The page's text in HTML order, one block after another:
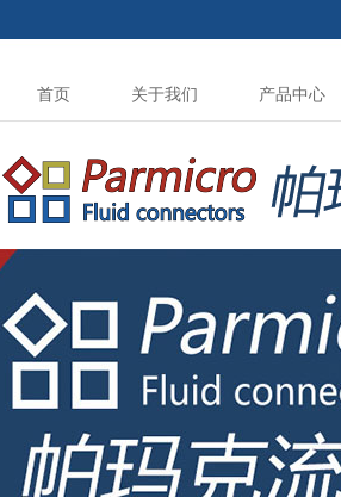
首页 关于我们 产品中心